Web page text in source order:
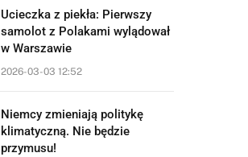
Ucieczka z piekła: Pierwszy
samolot z Polakami wylądował
w Warszawie
2026-03-03 12:52
Niemcy zmieniają politykę
klimatyczną. Nie będzie
przymusu!